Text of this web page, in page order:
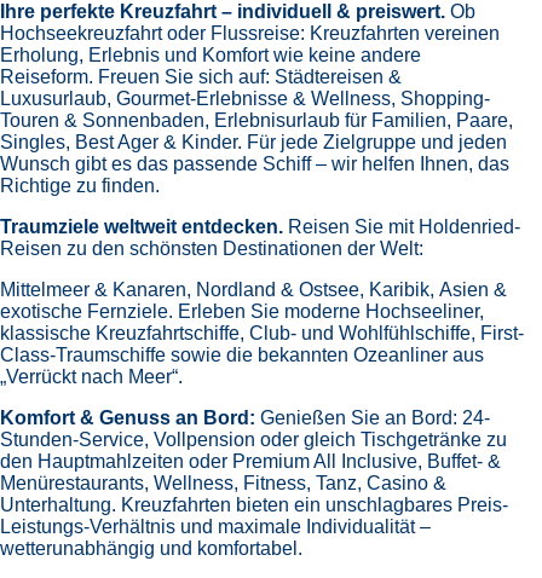
Ihre perfekte Kreuzfahrt – individuell & preiswert. Ob
Hochseekreuzfahrt oder Flussreise: Kreuzfahrten vereinen
Erholung, Erlebnis und Komfort wie keine andere
Reiseform. Freuen Sie sich auf: Städtereisen &
Luxusurlaub, Gourmet-Erlebnisse & Wellness, Shopping-
Touren & Sonnenbaden, Erlebnisurlaub für Familien, Paare,
Singles, Best Ager & Kinder. Für jede Zielgruppe und jeden
Wunsch gibt es das passende Schiff – wir helfen Ihnen, das
Richtige zu finden.
Traumziele weltweit entdecken. Reisen Sie mit Holdenried-
Reisen zu den schönsten Destinationen der Welt:
Mittelmeer & Kanaren, Nordland & Ostsee, Karibik, Asien &
exotische Fernziele. Erleben Sie moderne Hochseeliner,
klassische Kreuzfahrtschiffe, Club- und Wohlfühlschiffe, First-
Class-Traumschiffe sowie die bekannten Ozeanliner aus
„Verrückt nach Meer“.
Komfort & Genuss an Bord: Genießen Sie an Bord: 24-
Stunden-Service, Vollpension oder gleich Tischgetränke zu
den Hauptmahlzeiten oder Premium All Inclusive, Buffet- &
Menürestaurants, Wellness, Fitness, Tanz, Casino &
Unterhaltung. Kreuzfahrten bieten ein unschlagbares Preis-
Leistungs-Verhältnis und maximale Individualität –
wetterunabhängig und komfortabel.